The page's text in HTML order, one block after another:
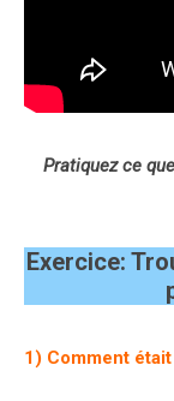
Pratiquez ce
Exercice:
1) Comment